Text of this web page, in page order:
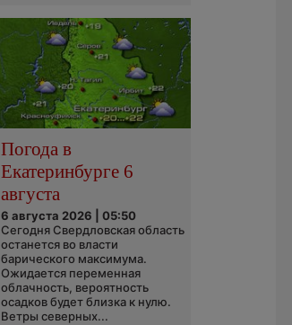
Погода в
Екатеринбурге 6
августа
6 августа 2026 | 05:50
Сегодня Свердловская область
останется во власти
барического максимума.
Ожидается переменная
облачность, вероятность
осадков будет близка к нулю.
Ветры северных...